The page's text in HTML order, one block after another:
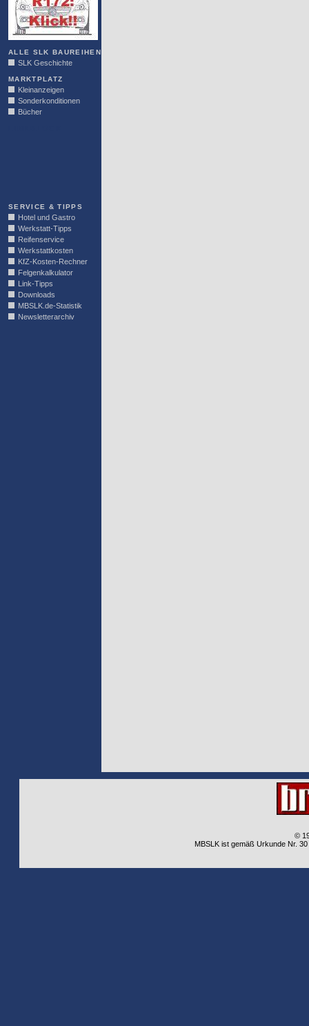
ALLE SLK BAUREIHEN
SLK Geschichte
MARKTPLATZ
Kleinanzeigen
Sonderkonditionen
Bücher
SERVICE & TIPPS
Hotel und Gastro
Werkstatt-Tipps
Reifenservice
Werkstattkosten
KfZ-Kosten-Rechner
Felgenkalkulator
Link-Tipps
Downloads
MBSLK.de-Statistik
Newsletterarchiv
©
MBSLK ist gemäß Urkunde Nr.